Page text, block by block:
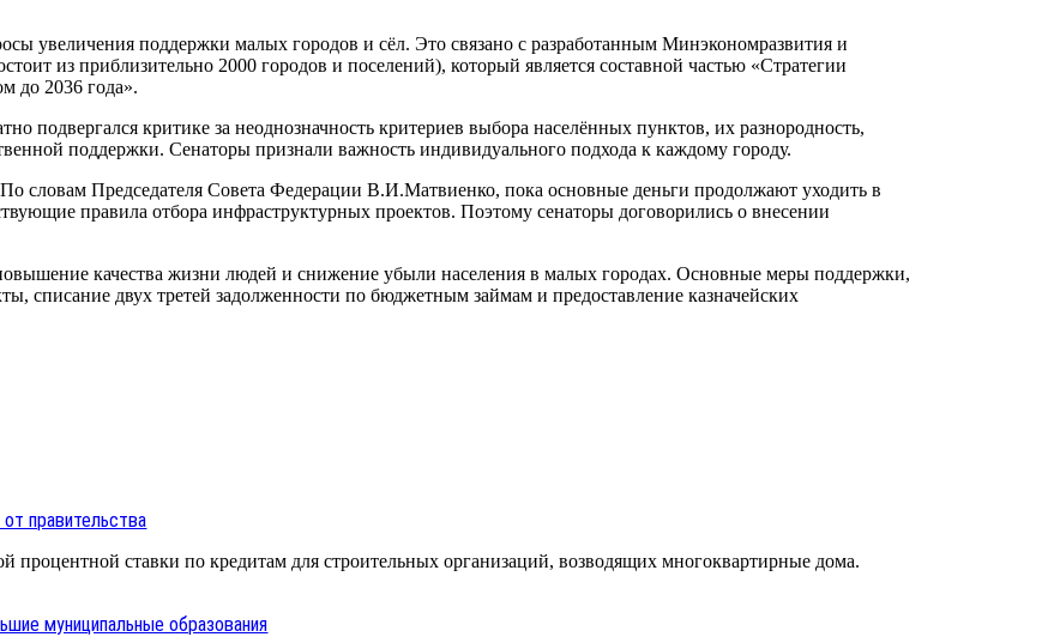
увеличения поддержки малых городов и сёл. Это связано с разработанным Минэкономразвития и
из приблизительно 2000 городов и поселений), который является составной частью «Стратегии
до 2036 года».
подвергался критике за неоднозначность критериев выбора населённых пунктов, их разнородность,
поддержки. Сенаторы признали важность индивидуального подхода к каждому городу.
словам Председателя Совета Федерации В.И.Матвиенко, пока основные деньги продолжают уходить в
правила отбора инфраструктурных проектов. Поэтому сенаторы договорились о внесении
качества жизни людей и снижение убыли населения в малых городах. Основные меры поддержки,
списание двух третей задолженности по бюджетным займам и предоставление казначейских
правительства
процентной ставки по кредитам для строительных организаций, возводящих многоквартирные дома.
муниципальные образования